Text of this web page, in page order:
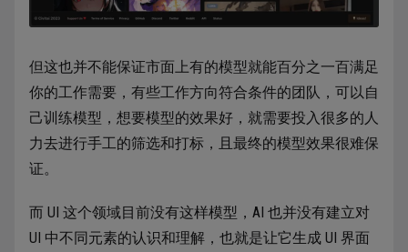
但这也并不能保证市面上有的模型就能百分之一百满足
你的工作需要，有些工作方向符合条件的团队，可以自
己训练模型，想要模型的效果好，就需要投入很多的人
力去进行手工的筛选和打标，且最终的模型效果很难保
证。
而 UI 这个领域目前没有这样模型，AI 也并没有建立对
UI 中不同元素的认识和理解，也就是让它生成 UI 界面